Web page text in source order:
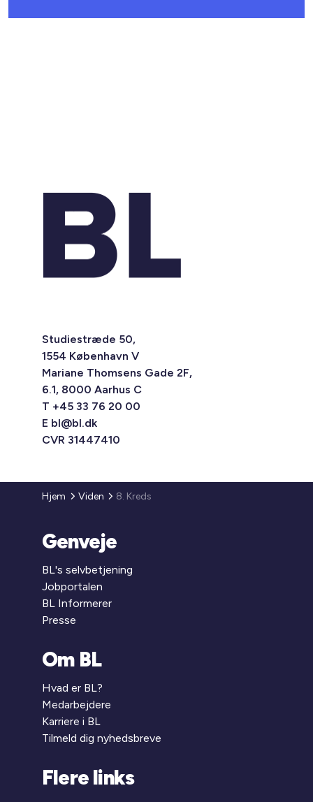
Studiestræde 50,
1554 København V
Mariane Thomsens Gade 2F,
6.1, 8000 Aarhus C
T +45 33 76 20 00
E bl@bl.dk
CVR 31447410
Hjem Viden 8. Kreds
Genveje
BL's selvbetjening
Jobportalen
BL Informerer
Presse
Om BL
Hvad er BL?
Medarbejdere
Karriere i BL
Tilmeld dig nyhedsbreve
Flere links